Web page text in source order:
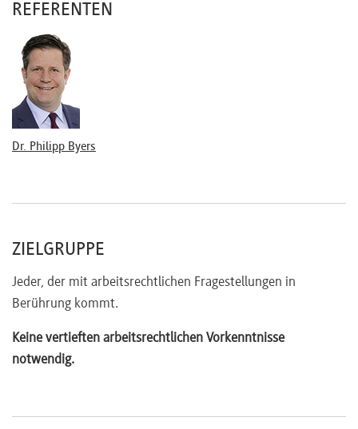
Dienstreisezeiten
Überstunden
Teilzeitanspruch, Brückenteilzeit
Urlaub und Verfall
Entgeltfortzahlung
Krankheit
Mutterschutzrecht
Aufhebungsvertrag
Sozialrechtliche Aufklärungspflichten
Vor- und Nachteile
Ordentliche Kündigung
REFERENTEN
Dr. Philipp Byers
ZIELGRUPPE
Jeder, der mit arbeitsrechtlichen Fragestellungen in
Berührung kommt.
Keine vertieften arbeitsrechtlichen Vorkenntnisse
notwendig.